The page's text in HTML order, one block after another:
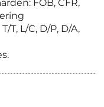
FOB, CFR,
T, L/C, D/P, D/A,